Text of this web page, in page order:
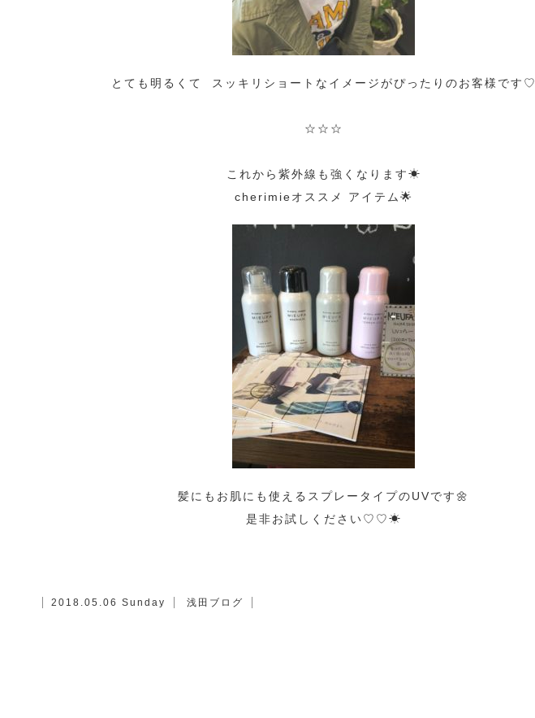
とても明るくて スッキリショートなイメージがぴったりのお客様です♡
☆☆☆
これから紫外線も強くなります☀
cherimieオススメ アイテム🌟
髪にもお肌にも使えるスプレータイプのUVです🌼
是非お試しください♡♡☀
2018.05.06 Sunday 浅田ブログ